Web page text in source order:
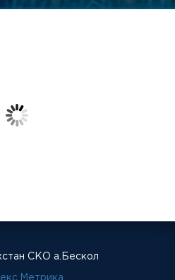
СКО а.Бескол